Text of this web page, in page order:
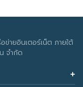
ข่ายอินเตอร์เน็ต ภายใต้
จำกัด